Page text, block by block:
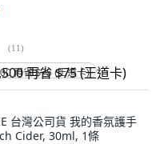
(11)
再省 $75 (王道卡)
台灣公司貨 我的香氛護手
Cider, 30ml, 1條